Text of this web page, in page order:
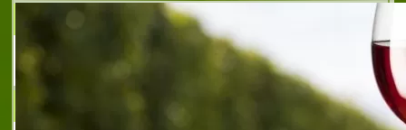
Bar "Perfecto" - Varna